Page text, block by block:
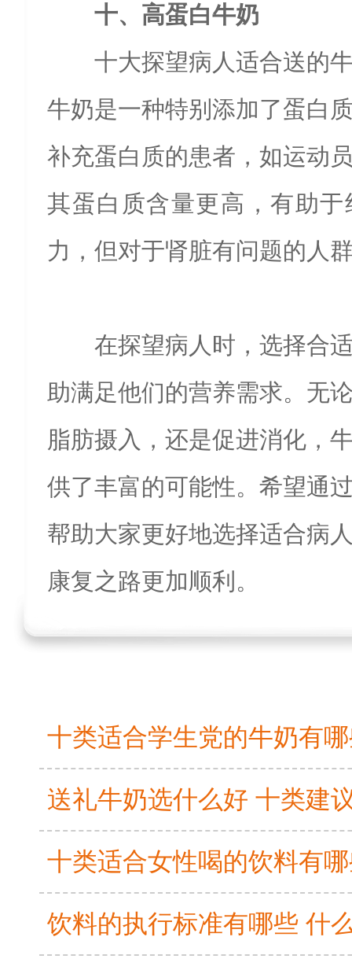
十、高蛋白牛奶
十大探望病人适合送的
牛奶是一种特别添加了蛋白
补充蛋白质的患者，如运动
其蛋白质含量更高，有助
力，但对于肾脏有问题的人
在探望病人时，选择合
助满足他们的营养需求。无
脂肪摄入，还是促进消化，
供了丰富的可能性。希望通
帮助大家更好地选择适合病
康复之路更加顺利。
送礼牛奶选什么好 十类建
饮料的执行标准有哪些 什